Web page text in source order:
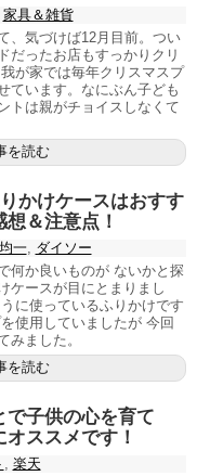
家具＆雑貨
、気づけば12月目前。つい
だったお店もすっかりクリ
が家では毎年クリスマスプ
ています。なにぶん子ども
トは親がチョイスしなくて
を読む
かけケースはおすす
＆注意点！
一, ダイソー
何か良いものが ないかと探
ケースが目にとまりまし
に使っているふりかけです
使用していましたが 今回
みました。
を読む
で子供の心を育て
ススメです！
, 楽天